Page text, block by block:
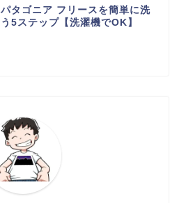
パタゴニア フリースを簡単に洗
う5ステップ【洗濯機でOK】